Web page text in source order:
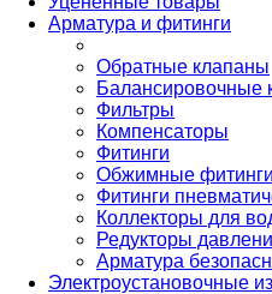
Арматура и фитинги
Обратные клапаны
Балансировочные
Фильтры
Компенсаторы
Фитинги
Обжимные фитинги
Фитинги
Коллекторы для
Редукторы
Арматура
Электроустановочные